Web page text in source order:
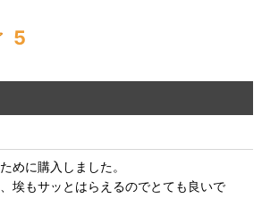
5
めに購入しました。
埃もサッとはらえるのでとても良いで